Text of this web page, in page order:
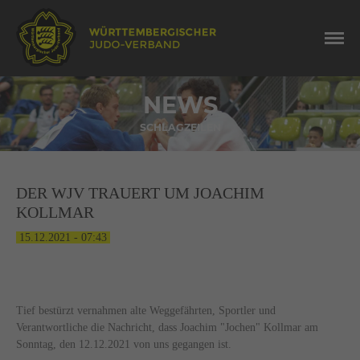
NEWS
SCHLAGZEILEN
DER WJV TRAUERT UM JOACHIM
KOLLMAR
15.12.2021 - 07:43
Tief bestürzt vernahmen alte Weggefährten, Sportler und
Verantwortliche die Nachricht, dass Joachim "Jochen" Kollmar am
Sonntag, den 12.12.2021 von uns gegangen ist.